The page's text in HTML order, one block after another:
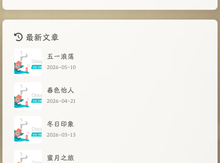
最新文章
五一浪荡
2026-05-10
春色怡人
2026-04-21
冬日印象
2026-03-13
蜜月之旅